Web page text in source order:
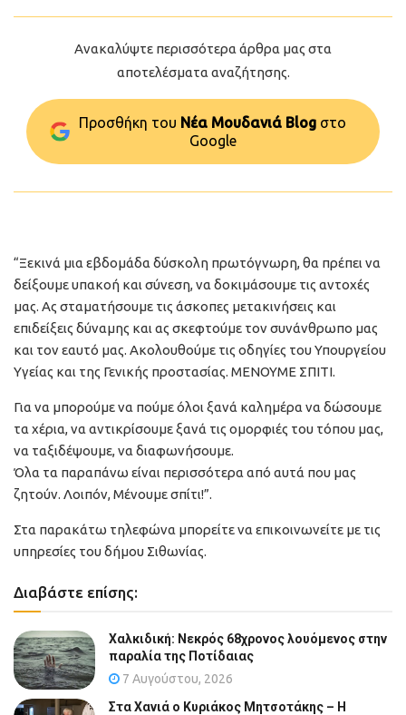
Ανακαλύψτε περισσότερα άρθρα μας στα
αποτελέσματα αναζήτησης.
Προσθήκη του Νέα Μουδανιά Blog στo
Google
“Ξεκινά μια εβδομάδα δύσκολη πρωτόγνωρη, θα πρέπει να
δείξουμε υπακοή και σύνεση, να δοκιμάσουμε τις αντοχές
μας. Ας σταματήσουμε τις άσκοπες μετακινήσεις και
επιδείξεις δύναμης και ας σκεφτούμε τον συνάνθρωπο μας
και τον εαυτό μας. Ακολουθούμε τις οδηγίες του Υπουργείου
Υγείας και της Γενικής προστασίας. ΜΕΝΟΥΜΕ ΣΠΙΤΙ.
Για να μπορούμε να πούμε όλοι ξανά καλημέρα να δώσουμε
τα χέρια, να αντικρίσουμε ξανά τις ομορφιές του τόπου μας,
να ταξιδέψουμε, να διαφωνήσουμε.
Όλα τα παραπάνω είναι περισσότερα από αυτά που μας
ζητούν. Λοιπόν, Μένουμε σπίτι!”.
Στα παρακάτω τηλεφώνα μπορείτε να επικοινωνείτε με τις
υπηρεσίες του δήμου Σιθωνίας.
Διαβάστε επίσης:
Χαλκιδική: Νεκρός 68χρονος λουόμενος στην
παραλία της Ποτίδαιας
7 Αυγούστου, 2026
Στα Χανιά ο Κυριάκος Μητσοτάκης – Η